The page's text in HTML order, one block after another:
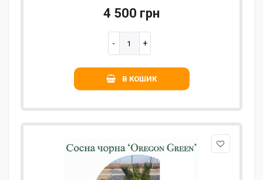
4 500 грн
В КОШИК